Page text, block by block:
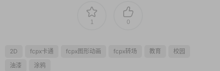
1 0
2D fcpx卡通 fcpx图形动画 fcpx转场 教育
校园
油漆
涂鸦